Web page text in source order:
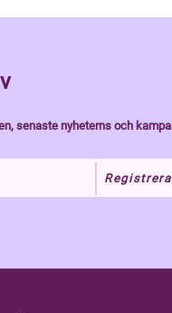
senaste nyheterns och